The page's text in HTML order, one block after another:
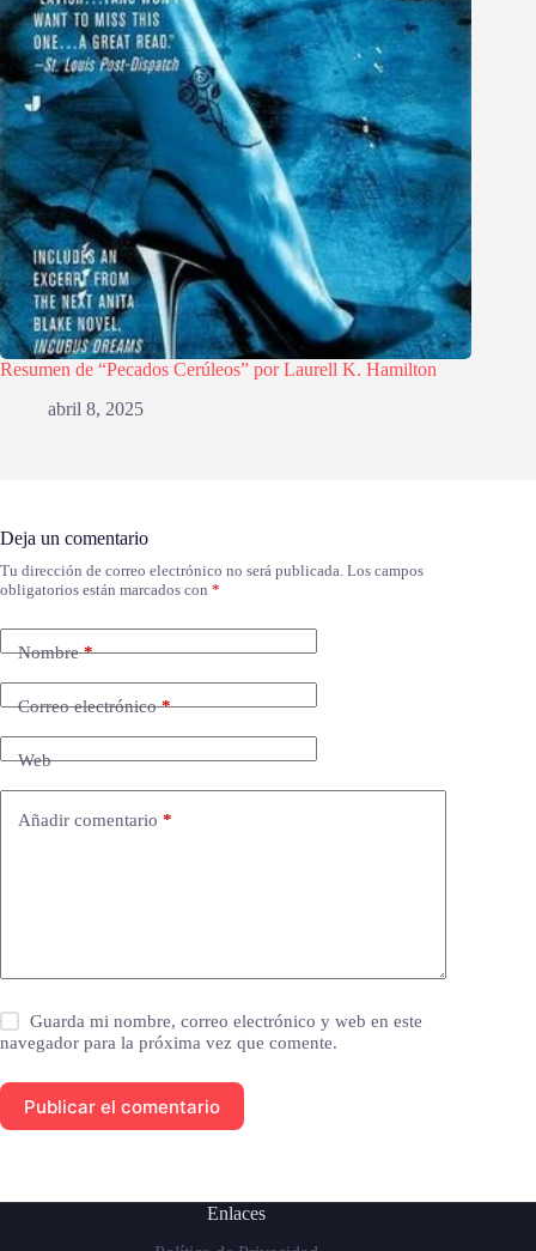
Resumen de “Pecados Cerúleos” por Laurell K. Hamilton
abril 8, 2025
Deja un comentario
Tu dirección de correo electrónico no será publicada. Los campos
obligatorios están marcados con *
Nombre*
Correo electrónico*
Web
Añadir comentario *
Guarda mi nombre, correo electrónico y web en este
navegador para la próxima vez que comente.
Publicar el comentario
Enlaces